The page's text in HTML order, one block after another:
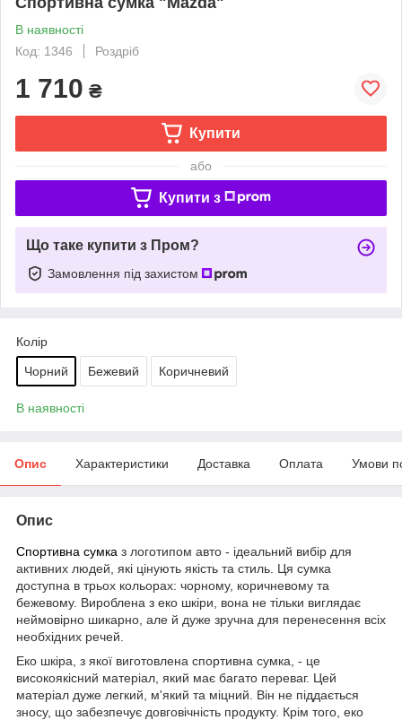
В наявності
Код: 1346
Роздріб
1 710 ₴
Купити
або
Купити з
Що таке купити з Пром?
Замовлення під захистом
Колір
Чорний Бежевий Коричневий
В наявності
Опис Характеристики Доставка Оплата Умови
Опис
Спортивна сумка з логотипом авто - ідеальний вибір для
активних людей, які цінують якість та стиль. Ця сумка
доступна в трьох кольорах: чорному, коричневому та
бежевому. Вироблена з еко шкіри, вона не тільки виглядає
неймовірно шикарно, але й дуже зручна для перенесення всіх
необхідних речей.
Еко шкіра, з якої виготовлена спортивна сумка, - це
високоякісний матеріал, який має багато переваг. Цей
матеріал дуже легкий, м'який та міцний. Він не піддається
зносу, що забезпечує довговічність продукту. Крім того, еко